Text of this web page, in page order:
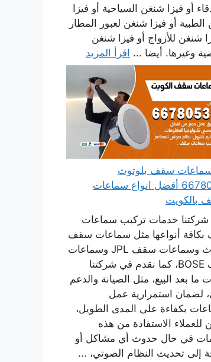
أو فيزا شنغن السياحية أو فيزا
أو فيزا شنغن لعبور المطار
شنغن للأزواج أو فيزا شنغن
وغيرها. أيضا ... اقرأ المزيد
سقف بلوتوث
66780530 أفضل انواع سماعات
بالكويت
شركتنا خدمات تركيب سماعات
أنواعها مثل سماعات سقف
بلوتوث وسماعات سقف JPL وسماعات
سقف BOSE، كما نقدم في شركتنا
ما بعد البيع، مثل الصيانة والدعم
لضمان استمرارية عمل
بكفاءة على المدى الطويل،
للعملاء الاستفادة من هذه
في حال حدوث أي مشاكل أو
إلى تحديث النظام الصوتي، ...